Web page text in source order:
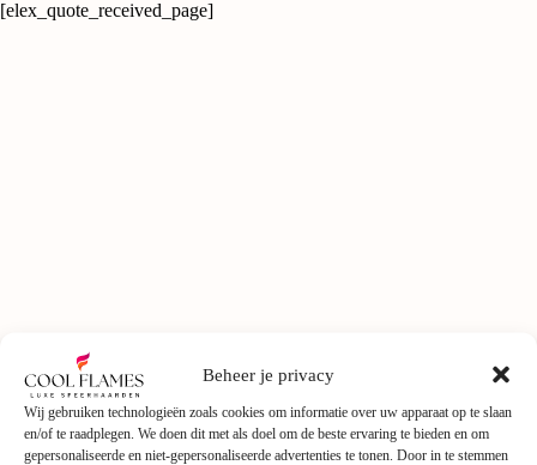
Beheer je privacy
Wij gebruiken technologieën zoals cookies om informatie over uw apparaat op te slaan
en/of te raadplegen. We doen dit met als doel om de beste ervaring te bieden en om
gepersonaliseerde en niet-gepersonaliseerde advertenties te tonen. Door in te stemmen
[elex_quote_received_page]